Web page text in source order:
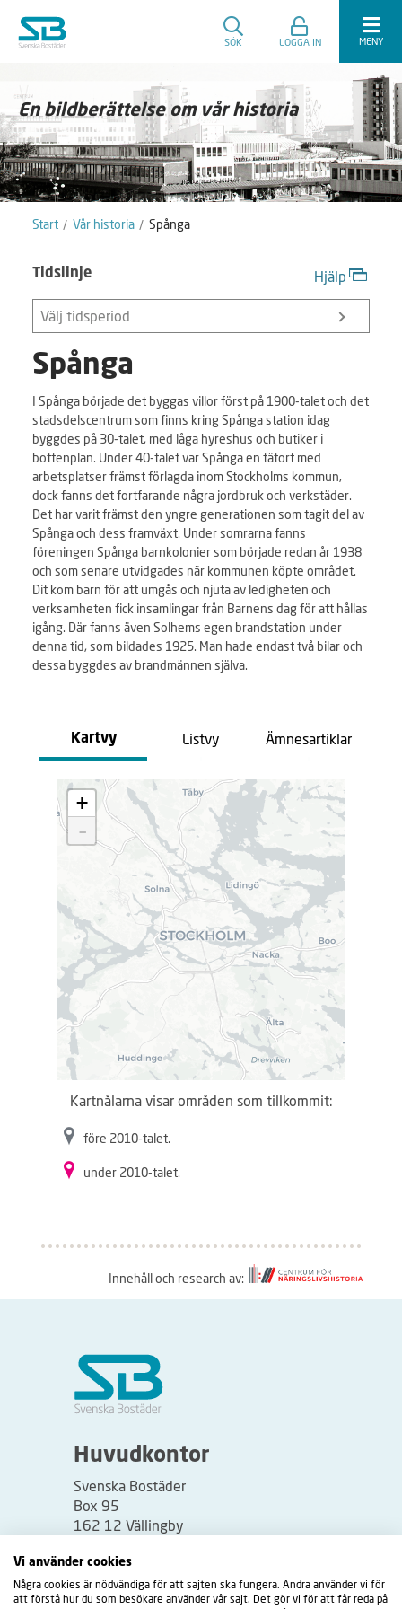
SÖK LOGGA IN MENY
En bildberättelse om vår historia
Start Vår historia Spånga
Hjälp
Tidslinje
Välj tidsperiod
Spånga
I Spånga började det byggas villor först på 1900-talet och det
stadsdelscentrum som finns kring Spånga station idag
byggdes på 30-talet, med låga hyreshus och butiker i
bottenplan. Under 40-talet var Spånga en tätort med
arbetsplatser främst förlagda inom Stockholms kommun,
dock fanns det fortfarande några jordbruk och verkstäder.
Det har varit främst den yngre generationen som tagit del av
Spånga och dess framväxt. Under somrarna fanns
föreningen Spånga barnkolonier som började redan år 1938
och som senare utvidgades när kommunen köpte området.
Dit kom barn för att umgås och njuta av ledigheten och
verksamheten fick insamlingar från Barnens dag för att hållas
igång. Där fanns även Solhems egen brandstation under
denna tid, som bildades 1925. Man hade endast två bilar och
dessa byggdes av brandmännen själva.
Kartvy Listvy Ämnesartiklar
a
.
.
+
-
Kartnålarna visar områden som tillkommit:
före 2010-talet.
under 2010-talet.
Innehåll och research av:
a
r
Huvudkontor
Svenska Bostäder
Box 95
162 12 Vällingby
Besöksadress:
Vällingbyplan 2
Vi använder cookies
Några cookies är nödvändiga för att sajten ska fungera. Andra använder vi för
att förstå hur du som besökare använder vår sajt. Det gör vi för att får reda på